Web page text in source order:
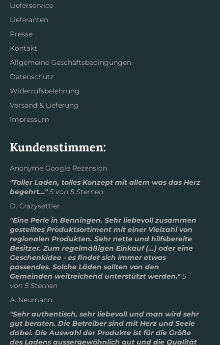
Lieferservice
Lieferanten
Presse
Kontakt
Allgemeine Geschäftsbedingungen
Datenschutz
Widerrufsbelehrung
Versand & Lieferung
Impressum
Kundenstimmen:
Anonyme Google Rezension
"Toller Laden, tolles Konzept mit allem was das Herz
begehrt..."5 von 5 Sternen
D. Crazysettler
"Eine Perle in Benningen. Sehr liebevoll zusammen
gestelltes Produktsortiment mit einer Vielzahl von
regionalen Produkten. Sehr nette und hilfsbereite
Besitzer. Zum regelmäßigen Einkauf (...) oder eine
Geschenkidee - es findet sich immer etwas
passendes. Solche Läden sollten von den
Gemeinden weitreichend unterstützt werden."5
von 5 Sternen
A. Neumann
"Sehr authentisch, sehr liebevoll und man wird sehr
gut beraten. Die Betreiber sind mit Herz und Seele
dabei. Die Auswahl der Produkte ist für die Größe
des Ladens aussergewöhnlich gut und die Qualität